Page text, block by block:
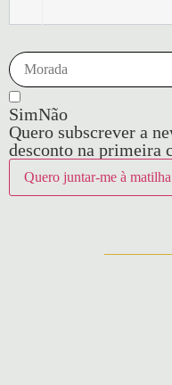
SimNão
Quero subscrever a
desconto na primeira